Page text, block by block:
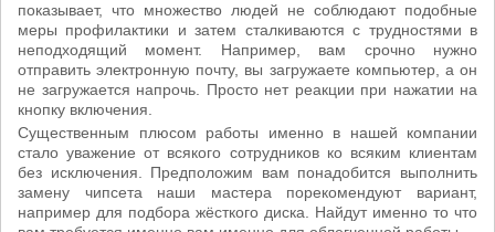
показывает, что множество людей не соблюдают подобные
меры профилактики и затем сталкиваются с трудностями в
неподходящий момент. Например, вам срочно нужно
отправить электронную почту, вы загружаете компьютер, а он
не загружается напрочь. Просто нет реакции при нажатии на
кнопку включения.
Существенным плюсом работы именно в нашей компании
стало уважение от всякого сотрудников ко всяким клиентам
без исключения. Предположим вам понадобится выполнить
замену чипсета наши мастера порекомендуют вариант,
например для подбора жёсткого диска. Найдут именно то что